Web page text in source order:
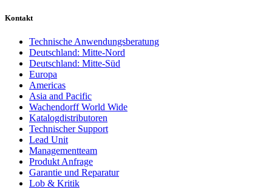
Kontakt
Technische Anwendungsberatung
Deutschland: Mitte-Nord
Deutschland: Mitte-Süd
Europa
Americas
Asia and Pacific
Wachendorff World Wide
Katalogdistributoren
Technischer Support
Lead Unit
Managementteam
Produkt Anfrage
Garantie und Reparatur
Lob & Kritik